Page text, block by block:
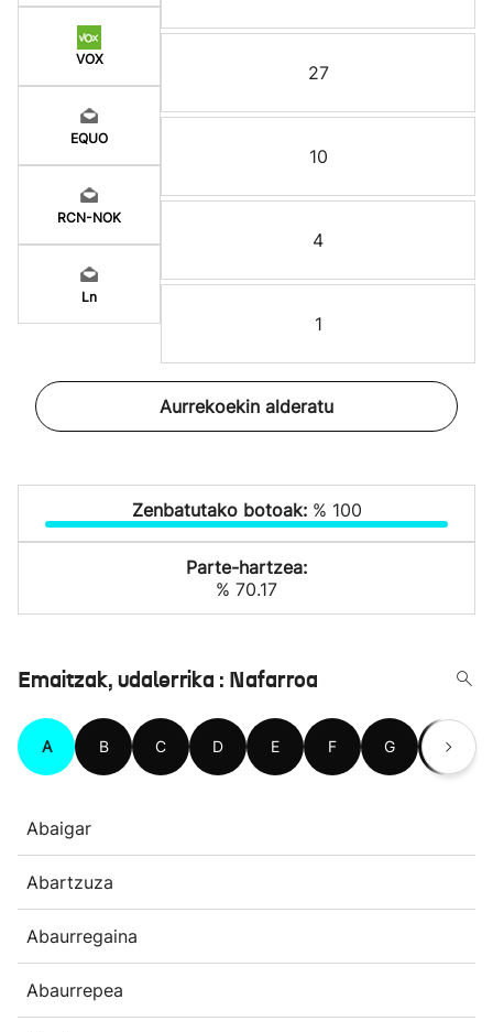
VOX
EQUO
RCN-NOK
Ln
27
10
4
1
Aurrekoekin alderatu
Zenbatutako botoak: % 100
Parte-hartzea:
% 70.17
Emaitzak, udalerrika : Nafarroa
A B C D E F G H
Abaigar
Abartzuza
Abaurregaina
Abaurrepea